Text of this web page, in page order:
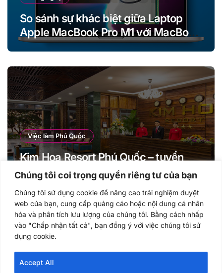
Chúng tôi coi trọng quyền riêng tư của bạn
Chúng tôi sử dụng cookie để nâng cao trải nghiệm duyệt
web của bạn, cung cấp quảng cáo hoặc nội dung cá nhân
hóa và phân tích lưu lượng của chúng tôi. Bằng cách nhấp
vào "Chấp nhận tất cả", bạn đồng ý với việc chúng tôi sử
dụng cookie.
Accept All
So sánh sự khác biệt giữa Laptop
Apple MacBook Pro M1 với MacBook
Pro Intel (13 inch)
Việc làm Phú Quốc
Kim Hoa Resort Phú Quốc – tuyển
dụng Nhân sự cho năm 2021